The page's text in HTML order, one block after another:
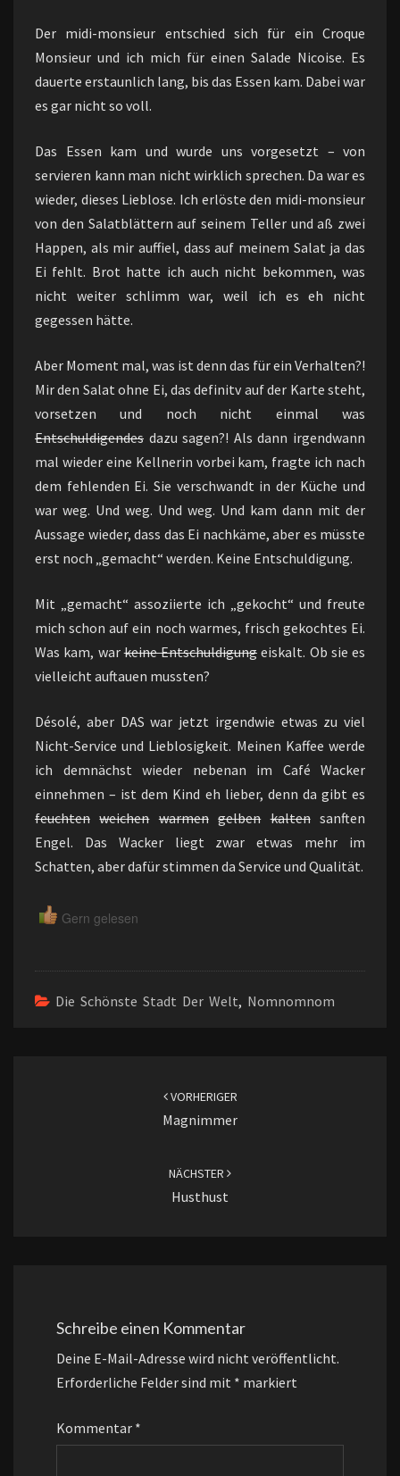
Der midi-monsieur entschied sich für ein Croque
Monsieur und ich mich für einen Salade Nicoise. Es
dauerte erstaunlich lang, bis das Essen kam. Dabei war
es gar nicht so voll.
Das Essen kam und wurde uns vorgesetzt – von
servieren kann man nicht wirklich sprechen. Da war es
wieder, dieses Lieblose. Ich erlöste den midi-monsieur
von den Salatblättern auf seinem Teller und aß zwei
Happen, als mir auffiel, dass auf meinem Salat ja das
Ei fehlt. Brot hatte ich auch nicht bekommen, was
nicht weiter schlimm war, weil ich es eh nicht
gegessen hätte.
Aber Moment mal, was ist denn das für ein Verhalten?!
Mir den Salat ohne Ei, das definitv auf der Karte steht,
vorsetzen und noch nicht einmal was
Entschuldigendes dazu sagen?! Als dann irgendwann
mal wieder eine Kellnerin vorbei kam, fragte ich nach
dem fehlenden Ei. Sie verschwandt in der Küche und
war weg. Und weg. Und weg. Und kam dann mit der
Aussage wieder, dass das Ei nachkäme, aber es müsste
erst noch „gemacht“ werden. Keine Entschuldigung.
Mit „gemacht“ assoziierte ich „gekocht“ und freute
mich schon auf ein noch warmes, frisch gekochtes Ei.
Was kam, warkeine Entschuldigung eiskalt. Ob sie es
vielleicht auftauen mussten?
Désolé, aber DAS war jetzt irgendwie etwas zu viel
Nicht-Service und Lieblosigkeit. Meinen Kaffee werde
ich demnächst wieder nebenan im Café Wacker
einnehmen – ist dem Kind eh lieber, denn da gibt es
feuchten weichen warmen gelben kaltensanften
Engel. Das Wacker liegt zwar etwas mehr im
Schatten, aber dafür stimmen da Service und Qualität.
Gern gelesen
Die Schönste Stadt Der Welt, Nomnomnom
VORHERIGER
Magnimmer
NÄCHSTER
Husthust
Schreibe einen Kommentar
Deine E-Mail-Adresse wird nicht veröffentlicht.
Erforderliche Felder sind mit * markiert
Kommentar *